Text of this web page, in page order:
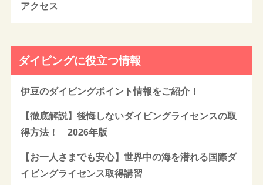
アクセス
ダイビングに役立つ情報
伊豆のダイビングポイント情報をご紹介！
【徹底解説】後悔しないダイビングライセンスの取
得方法！ 2026年版
【お一人さまでも安心】世界中の海を潜れる国際ダ
イビングライセンス取得講習